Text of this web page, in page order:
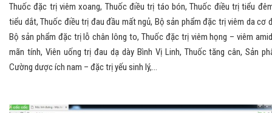
Thuốc đặc trị viêm xoang, Thuốc điều trị táo bón, Thuốc điều trị tiểu
tiểu dắt, Thuốc điều trị đau đầu mất ngủ, Bộ sản phẩm đặc trị viêm da cơ
Bộ sản phẩm đặc trị lỗ chân lông to, Thuốc đặc trị viêm họng – viêm
mãn tính, Viên uống trị đau dạ dày Bình Vị Linh, Thuốc tăng cân, Sản
Cường dược ích nam – đặc trị yếu sinh lý,...